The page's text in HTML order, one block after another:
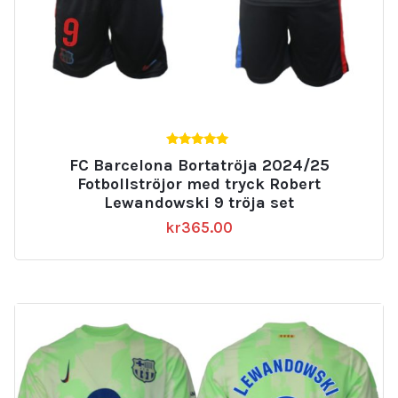
av 5
FC Barcelona Bortatröja 2024/25
Fotbollströjor med tryck Robert
Lewandowski 9 tröja set
kr365.00